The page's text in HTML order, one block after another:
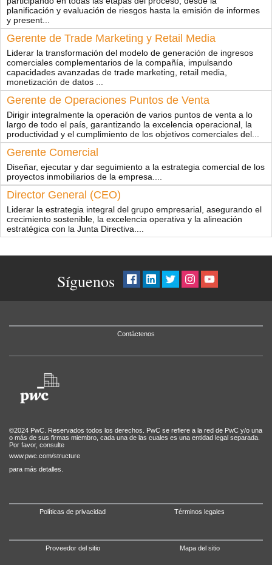
planificación y evaluación de riesgos hasta la emisión de informes
y present...
Gerente de Trade Marketing y Retail Media
Liderar la transformación del modelo de generación de ingresos
comerciales complementarios de la compañía, impulsando
capacidades avanzadas de trade marketing, retail media,
monetización de datos ...
Gerente de Operaciones Puntos de Venta
Dirigir integralmente la operación de varios puntos de venta a lo
largo de todo el país, garantizando la excelencia operacional, la
productividad y el cumplimiento de los objetivos comerciales del...
Gerente Comercial
Diseñar, ejecutar y dar seguimiento a la estrategia comercial de los
proyectos inmobiliarios de la empresa.​...
Director General (CEO)
Liderar la estrategia integral del grupo empresarial, asegurando el
crecimiento sostenible, la excelencia operativa y la alineación
estratégica con la Junta Directiva.​...
Síguenos
Contáctenos
©2024 PwC. Reservados todos los derechos. PwC se refiere a la red de PwC y/o una
o más de sus firmas miembro, cada una de las cuales es una entidad legal separada.
Por favor, consulte
www.pwc.com/structure
para más detalles.
Políticas de privacidad Términos legales
Proveedor del sitio Mapa del sitio